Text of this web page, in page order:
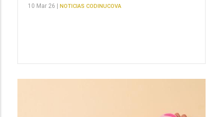
10 Mar 26 | NOTICIAS CODINUCOVA